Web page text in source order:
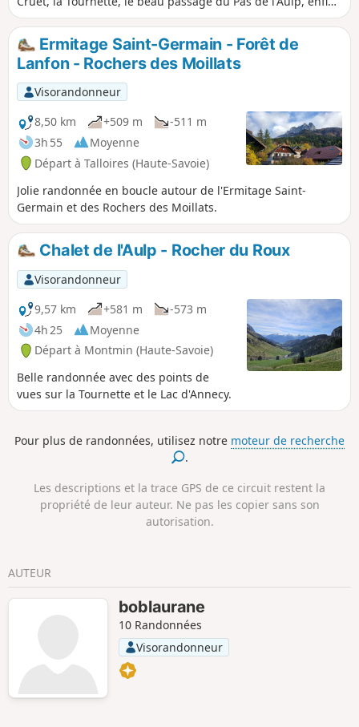
s'attaquer à cette boucle.
le retour par le Chalet des Crottes et la Forêt de Combe
Noire.Ermitage Saint-Germain - Forêt de
Lanfon - Rochers des Moillats
Visorandonneur
8,50 km
+509 m
-511 m
3h 55
Moyenne
Départ à Talloires (Haute-Savoie)
Jolie randonnée en boucle autour de l'Ermitage Saint-
Germain et des Rochers des Moillats.
Chalet de l'Aulp - Rocher du Roux
Visorandonneur
9,57 km
+581 m
-573 m
4h 25
Moyenne
Départ à Montmin (Haute-Savoie)
Belle randonnée avec des points de
vues sur la Tournette et le Lac d'Annecy.
Pour plus de randonnées, utilisez notre moteur de recherche
.
Les descriptions et la trace GPS de ce circuit restent la
propriété de leur auteur. Ne pas les copier sans son
autorisation.
AUTEUR
boblaurane
10 Randonnées
Visorandonneur